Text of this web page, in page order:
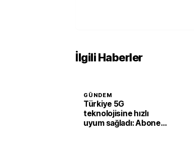
İlgili Haberler
GÜNDEM
Türkiye 5G
teknolojisine hızlı
uyum sağladı: Abone